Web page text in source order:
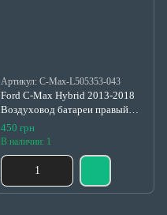
Артикул: C-Max-L505353-043
Ford C-Max Hybrid 2013-2018
Воздуховод батареи правый
оригинал б/у FM5Z-10B768-D
450 грн
В наличии: 1